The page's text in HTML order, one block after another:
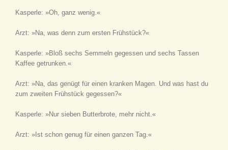
Kasperle: »Oh, ganz wenig.«
Arzt: »Na, was denn zum ersten Frühstück?«
Kasperle: »Bloß sechs Semmeln gegessen und sechs Tassen
Kaffee getrunken.«
Arzt: »Na, das genügt für einen kranken Magen. Und was hast du
zum zweiten Frühstück gegessen?«
Kasperle: »Nur sieben Butterbrote, mehr nicht.«
Arzt: »Ist schon genug für einen ganzen Tag.«